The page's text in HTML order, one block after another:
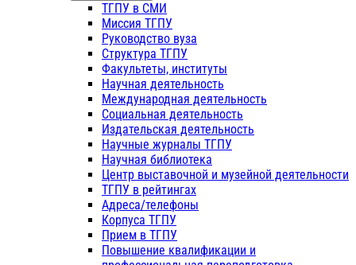
ТГПУ в СМИ
Миссия ТГПУ
Руководство вуза
Структура ТГПУ
Факультеты, институты
Научная деятельность
Международная деятельность
Социальная деятельность
Издательская деятельность
Научные журналы ТГПУ
Научная библиотека
Центр выставочной и музейной деятельности
ТГПУ в рейтингах
Адреса/телефоны
Корпуса ТГПУ
Прием в ТГПУ
Повышение квалификации и